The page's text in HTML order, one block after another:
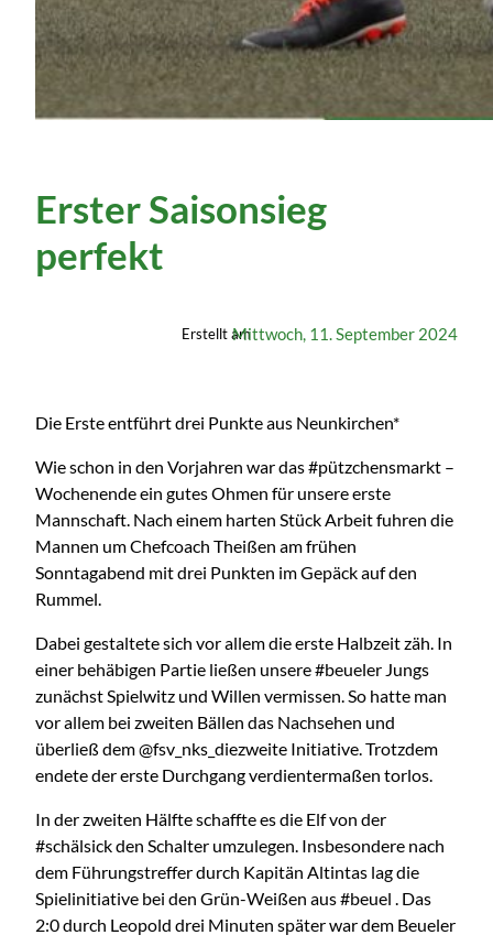
Erster Saisonsieg
perfekt
Erstellt amMittwoch, 11. September 2024
Die Erste entführt drei Punkte aus Neunkirchen*
Wie schon in den Vorjahren war das #pützchensmarkt –
Wochenende ein gutes Ohmen für unsere erste
Mannschaft. Nach einem harten Stück Arbeit fuhren die
Mannen um Chefcoach Theißen am frühen
Sonntagabend mit drei Punkten im Gepäck auf den
Rummel.
Dabei gestaltete sich vor allem die erste Halbzeit zäh. In
einer behäbigen Partie ließen unsere #beueler Jungs
zunächst Spielwitz und Willen vermissen. So hatte man
vor allem bei zweiten Bällen das Nachsehen und
überließ dem @fsv_nks_diezweite Initiative. Trotzdem
endete der erste Durchgang verdientermaßen torlos.
In der zweiten Hälfte schaffte es die Elf von der
#schälsick den Schalter umzulegen. Insbesondere nach
dem Führungstreffer durch Kapitän Altintas lag die
Spielinitiative bei den Grün-Weißen aus #beuel . Das
2:0 durch Leopold drei Minuten später war dem Beueler